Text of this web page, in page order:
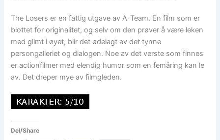
The Losers er en fattig utgave av A-Team. En film som er
blottet for originalitet, og selv om den prøver å være leken
med glimt i øyet, blir det ødelagt av det tynne
persongalleriet og dialogen. Noe av det verste som finnes
er actionfilmer med elendig humor som en femåring kan le
av. Det dreper mye av filmgleden.
Del/Share